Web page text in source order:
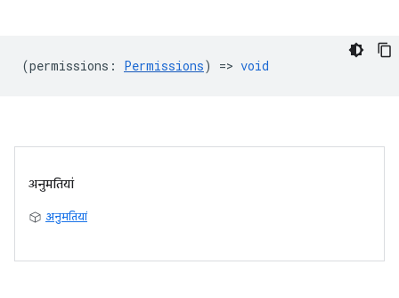
(permissions : Permissions) => void
अनुमतियां
अनुमतियां